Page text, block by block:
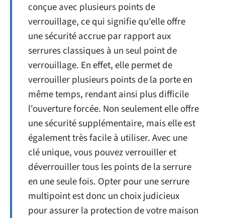
conçue avec plusieurs points de
verrouillage, ce qui signifie qu'elle offre
une sécurité accrue par rapport aux
serrures classiques à un seul point de
verrouillage. En effet, elle permet de
verrouiller plusieurs points de la porte en
même temps, rendant ainsi plus difficile
l'ouverture forcée. Non seulement elle offre
une sécurité supplémentaire, mais elle est
également très facile à utiliser. Avec une
clé unique, vous pouvez verrouiller et
déverrouiller tous les points de la serrure
en une seule fois. Opter pour une serrure
multipoint est donc un choix judicieux
pour assurer la protection de votre maison